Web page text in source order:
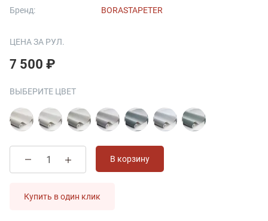
Бренд:
BORASTAPETER
ЦЕНА ЗА РУЛ.
7 500 ₽
ВЫБЕРИТЕ ЦВЕТ
В корзину
Купить в один клик